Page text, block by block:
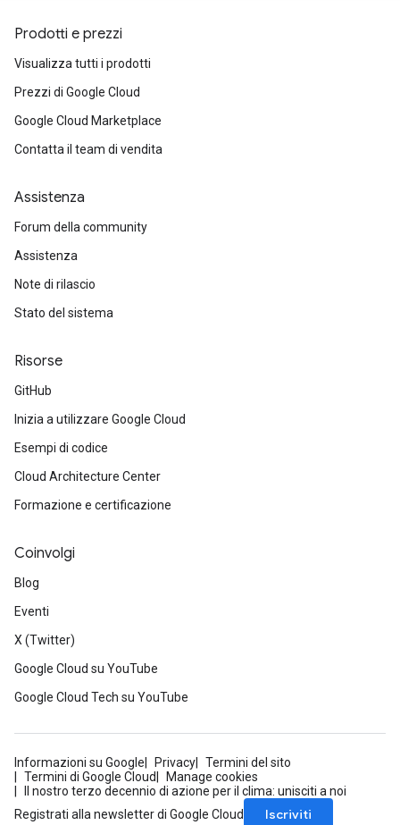
Prodotti e prezzi
Visualizza tutti i prodotti
Prezzi di Google Cloud
Google Cloud Marketplace
Contatta il team di vendita
Assistenza
Forum della community
Assistenza
Note di rilascio
Stato del sistema
Risorse
GitHub
Inizia a utilizzare Google Cloud
Esempi di codice
Cloud Architecture Center
Formazione e certificazione
Coinvolgi
Blog
Eventi
X (Twitter)
Google Cloud su YouTube
Google Cloud Tech su YouTube
Informazioni su Google Privacy
Termini del sito
Termini di Google Cloud
Manage cookies
Il nostro terzo decennio di azione per il clima: unisciti a noi
Registrati alla newsletter di Google Cloud
Iscriviti